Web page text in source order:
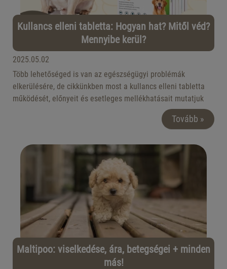
Kullancs elleni tabletta: Hogyan hat? Mitől véd?
Mennyibe kerül?
2025.05.02
Több lehetőséged is van az egészségügyi problémák
elkerülésére, de cikkünkben most a kullancs elleni tabletta
működését, előnyeit és esetleges mellékhatásait mutatjuk
Tovább »
Maltipoo: viselkedése, ára, betegségei + minden
más!